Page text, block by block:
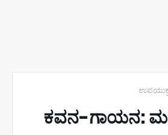
ಕವನ-ಗಾಯನ: